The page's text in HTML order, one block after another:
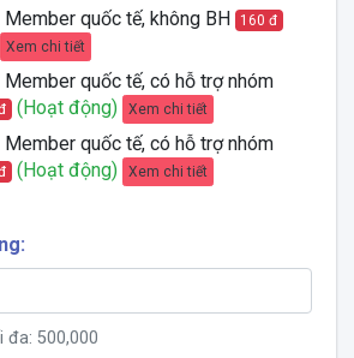
Member quốc tế, không BH 160 đ
Xem chi tiết
Member quốc tế, có hỗ trợ nhóm
(Hoạt động) Xem chi tiết
Member quốc tế, có hỗ trợ nhóm
(Hoạt động) Xem chi tiết
đa: 500,000